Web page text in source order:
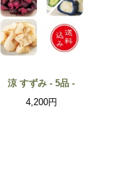
涼 すずみ - 5品 -
4,200円